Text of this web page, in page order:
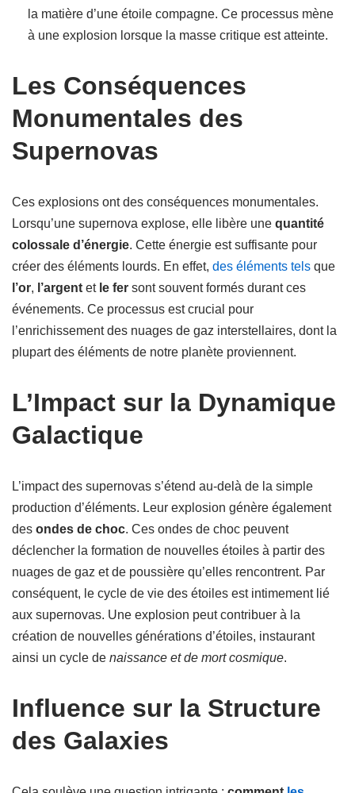
la matière d’une étoile compagne. Ce processus mène
à une explosion lorsque la masse critique est atteinte.
Les Conséquences
Monumentales des
Supernovas
Ces explosions ont des conséquences monumentales.
Lorsqu’une supernova explose, elle libère une quantité
colossale d’énergie. Cette énergie est suffisante pour
créer des éléments lourds. En effet, des éléments tels que
l’or, l’argent et le fer sont souvent formés durant ces
événements. Ce processus est crucial pour
l’enrichissement des nuages de gaz interstellaires, dont la
plupart des éléments de notre planète proviennent.
L’Impact sur la Dynamique
Galactique
L’impact des supernovas s’étend au-delà de la simple
production d’éléments. Leur explosion génère également
des ondes de choc. Ces ondes de choc peuvent
déclencher la formation de nouvelles étoiles à partir des
nuages de gaz et de poussière qu’elles rencontrent. Par
conséquent, le cycle de vie des étoiles est intimement lié
aux supernovas. Une explosion peut contribuer à la
création de nouvelles générations d’étoiles, instaurant
ainsi un cycle de naissance et de mort cosmique.
Influence sur la Structure
des Galaxies